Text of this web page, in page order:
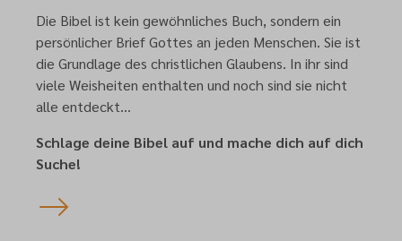
Die Bibel ist kein gewöhnliches Buch, sondern ein
persönlicher Brief Gottes an jeden Menschen. Sie ist
die Grundlage des christlichen Glaubens. In ihr sind
viele Weisheiten enthalten und noch sind sie nicht
alle entdeckt…
Schlage deine Bibel auf und mache dich auf dich
Suche!